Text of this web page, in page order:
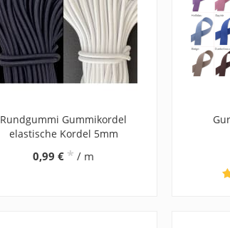
Rundgummi Gummikordel
elastische Kordel 5mm
0,99 € * / m